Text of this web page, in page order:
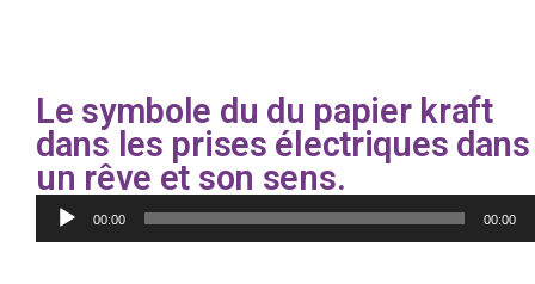
Le symbole du du papier kraft
dans les prises électriques dans
un rêve et son sens.
Lecteur
audio00:00 00:00